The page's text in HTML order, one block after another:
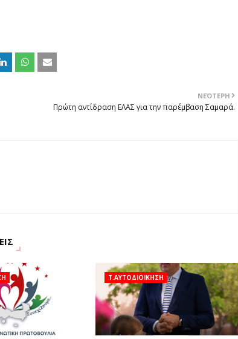
ΝΕΌΤΕΡΗ
Πρώτη αντίδραση ΕΛΑΣ για την παρέμβαση Σαμαρά.
Τ.ΑΥΤΟΔΙΟΙΚΗΣΗ